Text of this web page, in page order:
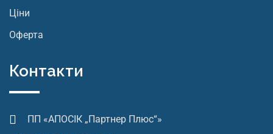
Ціни
Оферта
Контакти
ПП «АПОСІК „Партнер Плюс“»